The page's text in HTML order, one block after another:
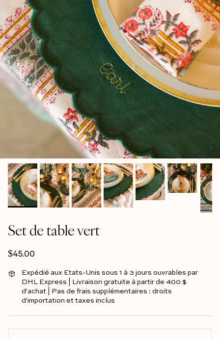
Set de table vert
Prix régulier
$45.00
Expédié aux Etats-Unis sous 1 à 3 jours ouvrables par
DHL Express | Livraison gratuite à partir de 400 $
d'achat | Pas de frais supplémentaires : droits
d'importation et taxes inclus